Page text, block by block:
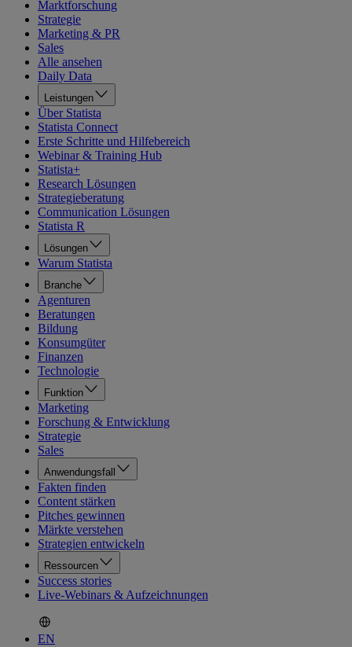
Marktforschung
Strategie
Marketing & PR
Sales
Alle ansehen
Daily Data
Leistungen
Über Statista
Statista Connect
Erste Schritte und Hilfebereich
Webinar & Training Hub
Statista+
Research Lösungen
Strategieberatung
Communication Lösungen
Statista R
Lösungen
Warum Statista
Branche
Agenturen
Beratungen
Bildung
Konsumgüter
Finanzen
Technologie
Funktion
Marketing
Forschung & Entwicklung
Strategie
Sales
Anwendungsfall
Fakten finden
Content stärken
Pitches gewinnen
Märkte verstehen
Strategien entwickeln
Ressourcen
Success stories
Live-Webinars & Aufzeichnungen
EN